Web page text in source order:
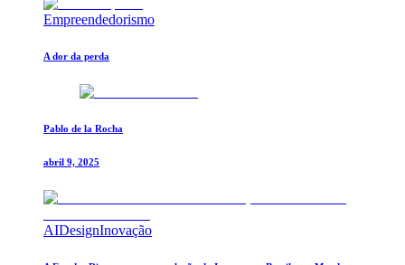
Empreendedorismo
A dor da perda
Pablo de la Rocha
abril 9, 2025
AIDesignInovação